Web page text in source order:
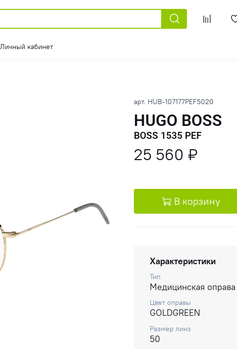
Личный кабинет
арт. HUB-107177PEF5020
HUGO BOSS
BOSS 1535 PEF
25 560 ₽
В корзину
Характеристики
Тип
Медицинская оправа
Цвет оправы
GOLDGREEN
Размер линз
50